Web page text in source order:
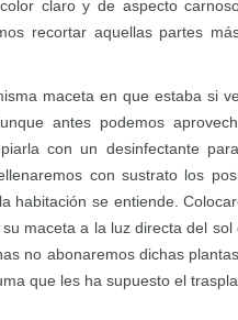
claro y de aspecto
recortar aquellas partes
maceta en que estaba si
antes podemos
con un desinfectante
con sustrato los
habitación se entiende.
maceta a la luz directa del
no abonaremos dichas
que les ha supuesto el